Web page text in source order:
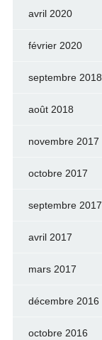
avril 2020
février 2020
septembre 2018
août 2018
novembre 2017
octobre 2017
septembre 2017
avril 2017
mars 2017
décembre 2016
octobre 2016